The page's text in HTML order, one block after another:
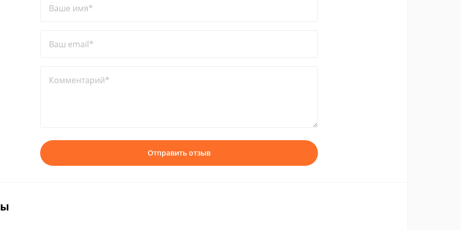
Ваше имя*
Ваш email*
Комментарий*
Отправить отзыв